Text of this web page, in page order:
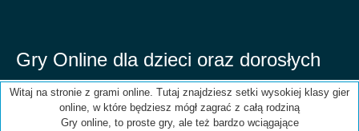
Gry Online dla dzieci oraz dorosłych
Witaj na stronie z grami online. Tutaj znajdziesz setki wysokiej klasy gier
online, w które będziesz mógł zagrać z całą rodziną
Gry online, to proste gry, ale też bardzo wciągające